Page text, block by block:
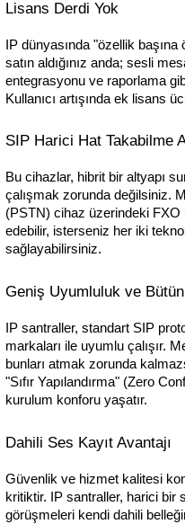
Lisans Derdi Yok
IP dünyasında "özellik başına
satın aldığınız anda; sesli
entegrasyonu ve raporlama
Kullanıcı artışında ek lisans
SIP Harici Hat Takabilme
Bu cihazlar, hibrit bir altyapı
çalışmak zorunda değilsiniz.
(PSTN) cihaz üzerindeki FXO
edebilir, isterseniz her iki
sağlayabilirsiniz.
Geniş Uyumluluk ve
IP santraller, standart SIP
markaları ile uyumlu çalışır.
bunları atmak zorunda
"Sıfır Yapılandırma" (Zero
kurulum konforu yaşatır.
Dahili Ses Kayıt Avantajı
Güvenlik ve hizmet kalitesi
kritiktir. IP santraller, harici bir
görüşmeleri kendi dahili